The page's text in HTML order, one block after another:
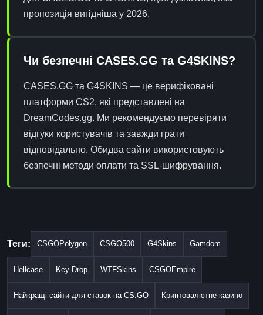
пропозиція вигідніша у 2026.
Чи безпечні CASES.GG та G4SKINS?
CASES.GG та G4SKINS — це верифіковані
платформи CS2, які представлені на
DreamCodes.gg. Ми рекомендуємо перевіряти
відгуки користувачів та завжди грати
відповідально. Обидва сайти використовують
безпечні методи оплати та SSL-шифрування.
Теги: CSGOPolygon CSGO500 G4Skins Gamdom
Hellcase Key-Drop WTFSkins CSGOEmpire
Найкращі сайти для ставок на CS:GO Криптовалютне казино